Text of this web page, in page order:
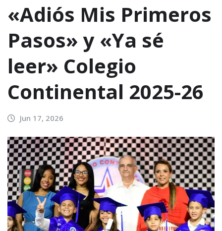
«Adiós Mis Primeros
Pasos» y «Ya sé
leer» Colegio
Continental 2025-26
Jun 17, 2026